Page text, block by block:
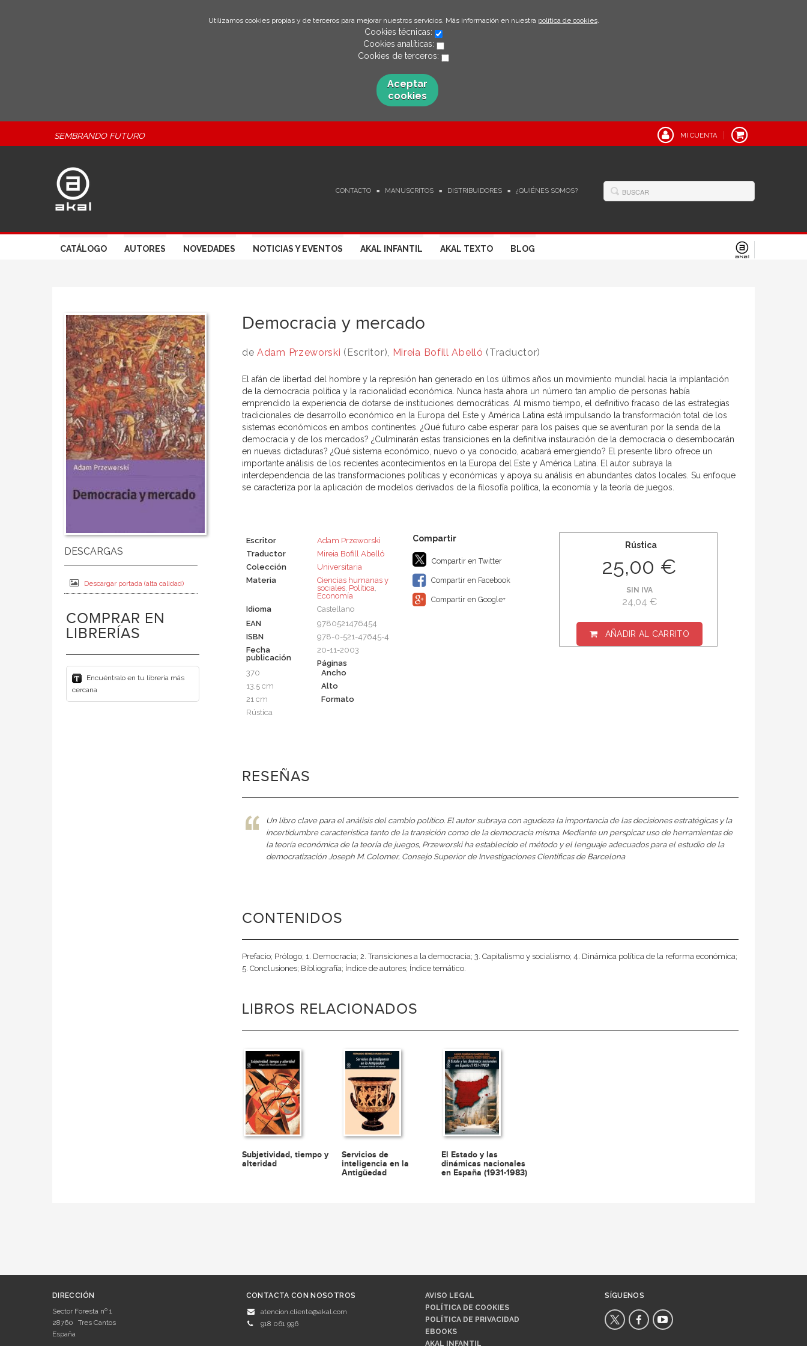
Utilizamos cookies propias y de terceros para mejorar nuestros servicios. Más información en nuestra política de cookies.
Cookies técnicas:
Cookies analíticas:
Cookies de terceros:
Aceptar
cookies
SEMBRANDO FUTURO MI CUENTA
CONTACTO MANUSCRITOS DISTRIBUIDORES ¿QUIÉNES SOMOS?
CATÁLOGO AUTORES NOVEDADES NOTICIAS Y EVENTOS AKAL INFANTIL AKAL TEXTO BLOG
Descargar portada (alta calidad)
COMPRAR EN
LIBRERÍAS
Encuéntralo en tu librería más
cercana
Democracia y mercado
deAdam Przeworski (Escritor), Mireia Bofill Abelló (Traductor)
El afán de libertad del hombre y la represión han generado en los últimos años un movimiento mundial hacia la implantación
de la democracia política y la racionalidad económica. Nunca hasta ahora un número tan amplio de personas había
emprendido la experiencia de dotarse de instituciones democráticas. Al mismo tiempo, el definitivo fracaso de las estrategias
tradicionales de desarrollo económico en la Europa del Este y América Latina está impulsando la transformación total de los
sistemas económicos en ambos continentes. ¿Qué futuro cabe esperar para los países que se aventuran por la senda de la
democracia y de los mercados? ¿Culminarán estas transiciones en la definitiva instauración de la democracia o desembocarán
en nuevas dictaduras? ¿Qué sistema económico, nuevo o ya conocido, acabará emergiendo? El presente libro ofrece un
importante análisis de los recientes acontecimientos en la Europa del Este y América Latina. El autor subraya la
interdependencia de las transformaciones políticas y económicas y apoya su análisis en abundantes datos locales. Su enfoque
se caracteriza por la aplicación de modelos derivados de la filosofía política, la economía y la teoría de juegos.
Escritor
Adam Przeworski
Traductor
Mireia Bofill Abelló
Colección
Universitaria
Materia
Ciencias humanas y
sociales, Política,
Economía
Idioma
Castellano
EAN
9780521476454
ISBN
978-0-521-47645-4
Fecha
publicación
20-11-2003
Páginas
370
Ancho
13,5 cm
Alto
21 cm
Formato
Rústica
Compartir en Twitter
Compartir en Facebook
Compartir en Google+
Rústica
25,00 €
SIN IVA
24,04 €
AÑADIR AL CARRITO
RESEÑAS
Un libro clave para el análisis del cambio político. El autor subraya con agudeza la importancia de las decisiones estratégicas y la
incertidumbre característica tanto de la transición como de la democracia misma. Mediante un perspicaz uso de herramientas de
la teoría económica de la teoría de juegos, Przeworski ha establecido el método y el lenguaje adecuados para el estudio de la
democratización Joseph M. Colomer, Consejo Superior de Investigaciones Científicas de Barcelona
CONTENIDOS
Prefacio; Prólogo; 1. Democracia; 2. Transiciones a la democracia; 3. Capitalismo y socialismo; 4. Dinámica política de la reforma económica;
5. Conclusiones; Bibliografía; Índice de autores; Índice temático.
LIBROS RELACIONADOS
Subjetividad, tiempo y
alteridad
Servicios de
inteligencia en la
Antigüedad
El Estado y las
dinámicas nacionales
en España (1931-1983)
DIRECCIÓN
Sector Foresta nº 1
28760
Tres Cantos
España
CONTACTA CON NOSOTROS
atencion.cliente@akal.com
918 061 996
AVISO LEGAL
POLÍTICA DE COOKIES
POLÍTICA DE PRIVACIDAD
EBOOKS
AKAL INFANTIL
SÍGUENOS